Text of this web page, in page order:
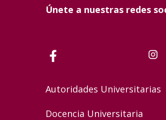
Únete a nuestras redes
Autoridades Universitarias
Docencia Universitaria